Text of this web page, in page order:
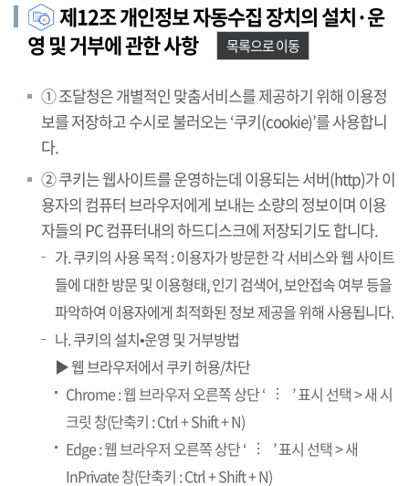
제12조 개인정보 자동수집 장치의 설치·운
영 및 거부에 관한 사항
목록으로 이동
① 조달청은 개별적인 맞춤서비스를 제공하기 위해 이용정
보를 저장하고 수시로 불러오는 ‘쿠키(cookie)’를 사용합니
다.
② 쿠키는 웹사이트를 운영하는데 이용되는 서버(http)가 이
용자의 컴퓨터 브라우저에게 보내는 소량의 정보이며 이용
자들의 PC 컴퓨터내의 하드디스크에 저장되기도 합니다.
가. 쿠키의 사용 목적 : 이용자가 방문한 각 서비스와 웹 사이트
들에 대한 방문 및 이용형태, 인기 검색어, 보안접속 여부 등을
파악하여 이용자에게 최적화된 정보 제공을 위해 사용됩니다.
나. 쿠키의 설치•운영 및 거부방법
▶ 웹 브라우저에서 쿠키 허용/차단
Chrome : 웹 브라우저 오른쪽 상단 ‘
…
’ 표시 선택 > 새 시
크릿 창(단축키 : Ctrl + Shift + N)
Edge : 웹 브라우저 오른쪽 상단 ‘
…
’ 표시 선택 > 새
InPrivate 창(단축키 : Ctrl + Shift + N)